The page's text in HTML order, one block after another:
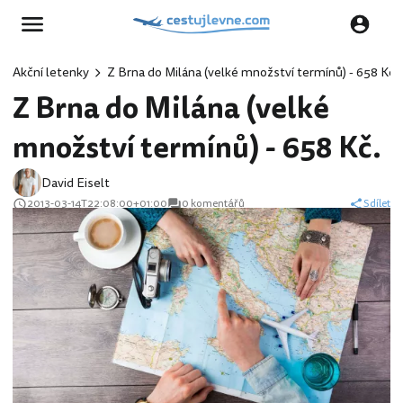
Akční letenky Z Brna do Milána (velké množství termínů) - 658 Kč.
Z Brna do Milána (velké
množství termínů) - 658 Kč.
David Eiselt
2013-03-14T22:08:00+01:00 0 komentářů Sdílet